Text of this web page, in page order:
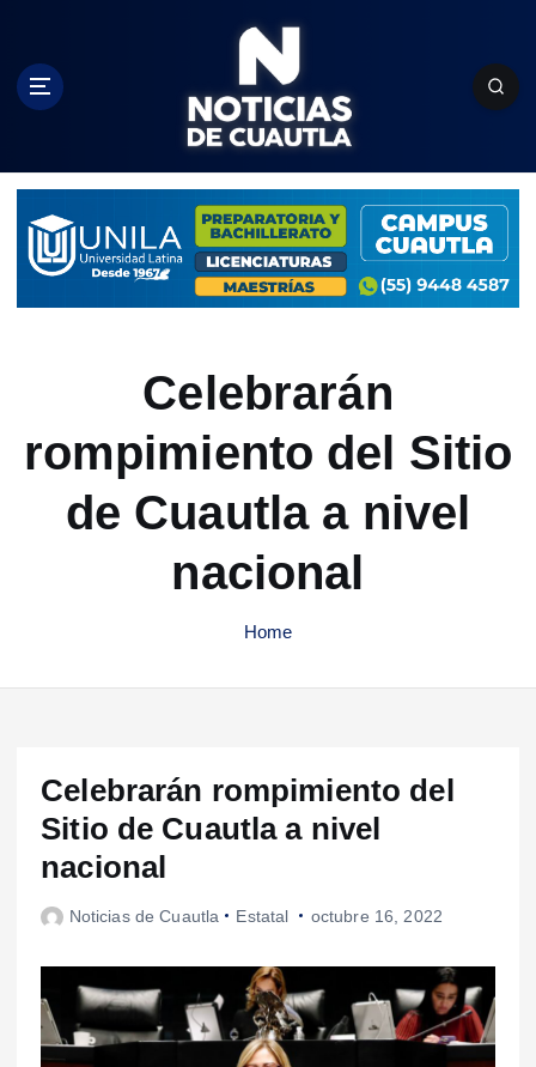
c
Celebrarán
rompimiento del Sitio
de Cuautla a nivel
nacional
Home
Celebrarán rompimiento del
Sitio de Cuautla a nivel
nacional
Noticias de Cuautla Estatal octubre 16, 2022